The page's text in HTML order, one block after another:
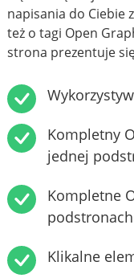
napisania do Ciebie
też o tagi Open
strona prezentuje
Kompletny
jednej
Kompletne
podstronach
Klikalne